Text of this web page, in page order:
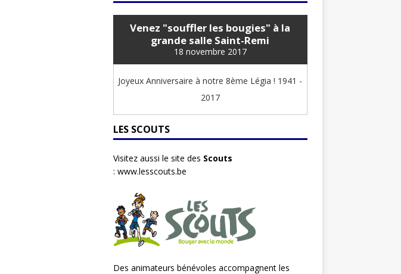
Venez "souffler les bougies" à la
grande salle Saint-Remi
18 novembre 2017
Joyeux Anniversaire à notre 8ème Légia ! 1941 -
2017
LES SCOUTS
Visitez aussi le site des Scouts
: www.lesscouts.be
Des animateurs bénévoles accompagnent les